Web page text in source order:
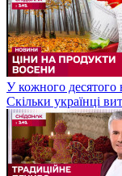
У кожного десятого
Скільки українці